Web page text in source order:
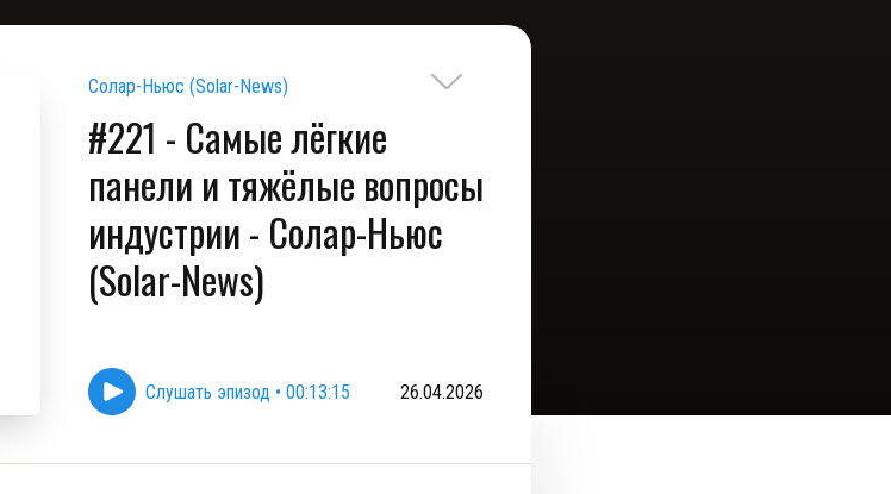
Солар-Ньюс (Solar-News)
#221 - Самые лёгкие
панели и тяжёлые вопросы
индустрии - Солар-Ньюс
(Solar-News)
Слушать эпизод • 00:13:15 26.04.2026